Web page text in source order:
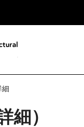
細
）